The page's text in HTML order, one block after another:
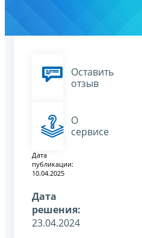
Оставить
отзыв
О
сервисе
Дата
публикации:
10.04.2025
Дата
решения:
23.04.2024